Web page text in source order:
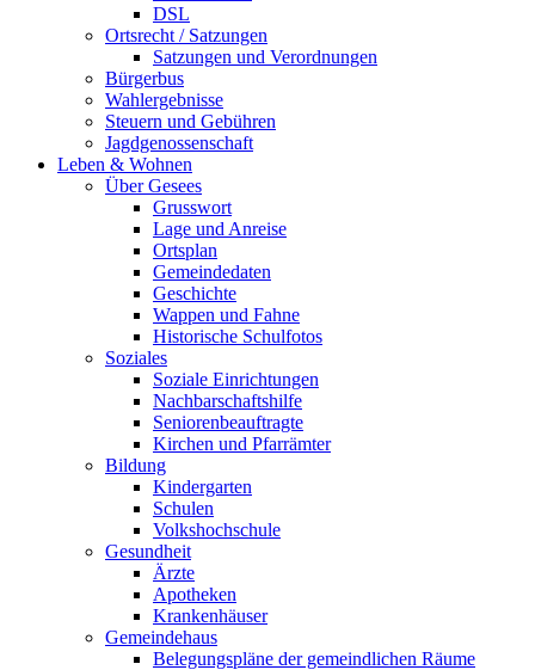
DSL
Ortsrecht / Satzungen
Satzungen und Verordnungen
Bürgerbus
Wahlergebnisse
Steuern und Gebühren
Jagdgenossenschaft
Leben & Wohnen
Über Gesees
Grusswort
Lage und Anreise
Ortsplan
Gemeindedaten
Geschichte
Wappen und Fahne
Historische Schulfotos
Soziales
Soziale Einrichtungen
Nachbarschaftshilfe
Seniorenbeauftragte
Kirchen und Pfarrämter
Bildung
Kindergarten
Schulen
Volkshochschule
Gesundheit
Ärzte
Apotheken
Krankenhäuser
Gemeindehaus
Belegungspläne der gemeindlichen Räume